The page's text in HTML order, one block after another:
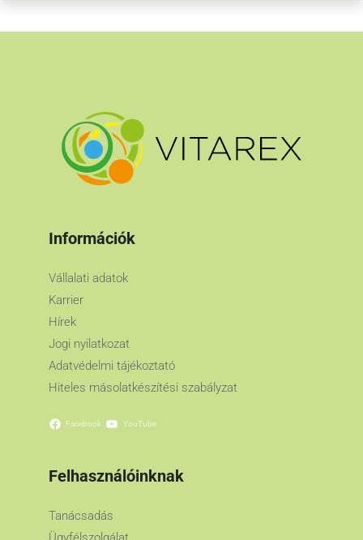
Információk
Vállalati adatok
Karrier
Hírek
Jogi nyilatkozat
Adatvédelmi tájékoztató
Hiteles másolatkészítési szabályzat
Facebook YouTube
Felhasználóinknak
Tanácsadás